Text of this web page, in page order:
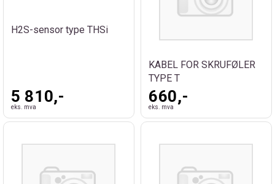
H2S-sensor type THSi
5 810,-
eks. mva
KABEL FOR SKRUFØLER
TYPE T
660,-
eks. mva